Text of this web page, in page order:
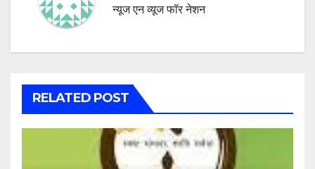
न्यूज एन व्यूज फॉर नेशन
RELATED POST